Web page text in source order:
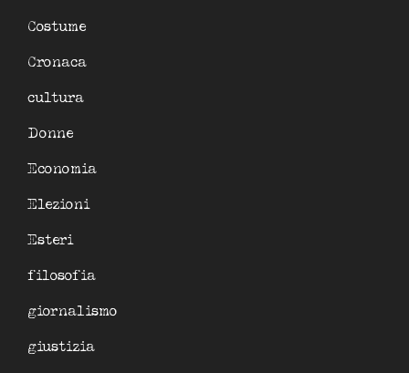
Costume
Cronaca
cultura
Donne
Economia
Elezioni
Esteri
filosofia
giornalismo
giustizia